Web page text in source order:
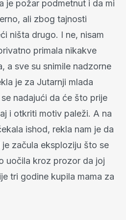
je požar podmetnut i da mi
ali zbog tajnosti
ništa drugo. I ne, nisam
primala nikakve
a sve su snimile nadzorne
je za Jutarnji mlada
nadajući da će što prije
i otkriti motiv paleži. A na
ishod, rekla nam je da
začula eksploziju što se
uočila kroz prozor da joj
tri godine kupila mama za